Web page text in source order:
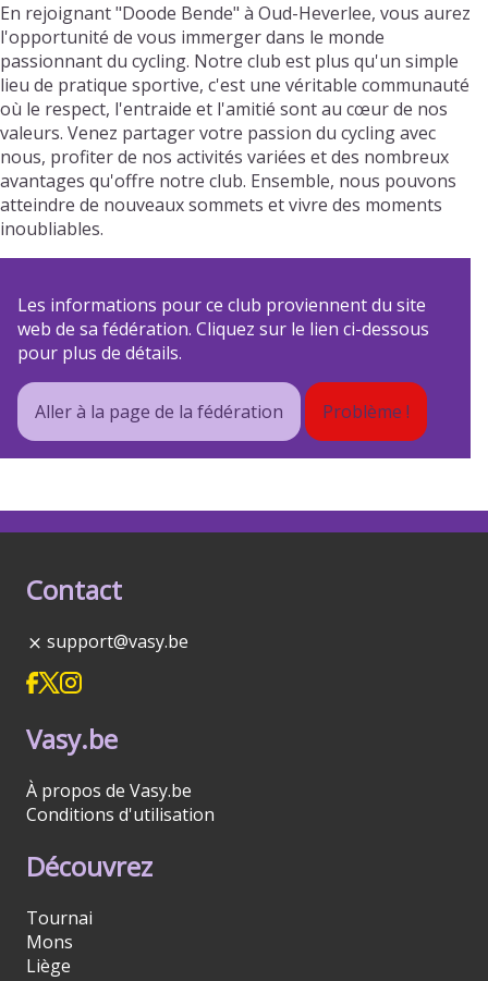
En rejoignant "Doode Bende" à Oud-Heverlee, vous aurez
l'opportunité de vous immerger dans le monde
passionnant du cycling. Notre club est plus qu'un simple
lieu de pratique sportive, c'est une véritable communauté
où le respect, l'entraide et l'amitié sont au cœur de nos
valeurs. Venez partager votre passion du cycling avec
nous, profiter de nos activités variées et des nombreux
avantages qu'offre notre club. Ensemble, nous pouvons
atteindre de nouveaux sommets et vivre des moments
inoubliables.
Les informations pour ce club proviennent du site
web de sa fédération. Cliquez sur le lien ci-dessous
pour plus de détails.
Aller à la page de la fédération Problème !
Contact
support@vasy.be
Vasy.be
À propos de Vasy.be
Conditions d'utilisation
Découvrez
Tournai
Mons
Liège